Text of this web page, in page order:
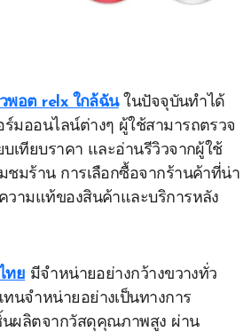
พอต relx ใกล้ฉันในปัจจุบันทำได้
มออนไลน์ต่างๆ ผู้ใช้สามารถตรวจ
เทียบราคา และอ่านรีวิวจากผู้ใช้
ชมร้าน การเลือกซื้อจากร้านค้าที่น่า
วามแท้ของสินค้าและบริการหลัง
ทย มีจำหน่ายอย่างกว้างขวางทั่ว
นจำหน่ายอย่างเป็นทางการ
ผลิตจากวัสดุคุณภาพสูง ผ่าน